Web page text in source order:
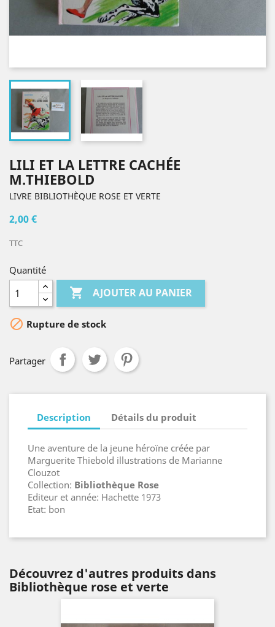
LILI ET LA LETTRE CACHÉE
M.THIEBOLD
LIVRE BIBLIOTHÈQUE ROSE ET VERTE
2,00 €
TTC
Quantité
 AJOUTER AU PANIER
 Rupture de stock
Partager
Description Détails du produit
Une aventure de la jeune héroïne créée par
Marguerite Thiebold illustrations de Marianne
Clouzot
Collection: Bibliothèque Rose
Editeur et année: Hachette 1973
Etat: bon
Découvrez d'autres produits dans
Bibliothèque rose et verte